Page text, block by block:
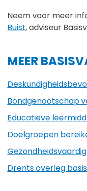
Neem voor meer
Buist, adviseur
MEER
Bondgenootschap
Educatieve
Doelgroepen
Drents overleg